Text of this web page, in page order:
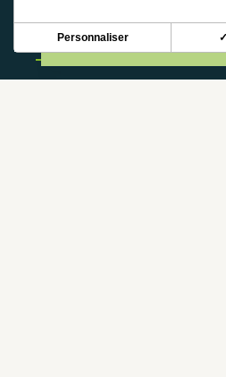
CONTACT
Personnaliser